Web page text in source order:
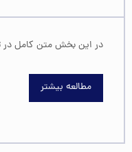
در این بخش متن کامل در
مطالعه بیشتر